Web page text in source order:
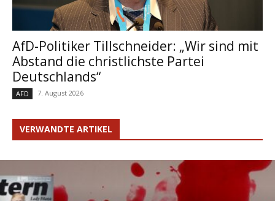
AfD-Politiker Tillschneider: „Wir sind mit
Abstand die christlichste Partei
Deutschlands“
AFD 7. August 2026
VERWANDTE ARTIKEL